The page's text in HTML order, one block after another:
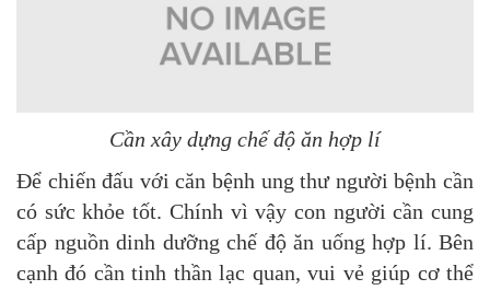
Cần xây dựng chế độ ăn hợp lí
Để chiến đấu với căn bệnh ung thư người bệnh cần
có sức khỏe tốt. Chính vì vậy con người cần cung
cấp nguồn dinh dưỡng chế độ ăn uống hợp lí. Bên
cạnh đó cần tinh thần lạc quan, vui vẻ giúp cơ thể